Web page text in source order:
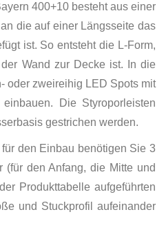
400+10 besteht aus einer
die auf einer Längsseite das
ist. So entsteht die L-Form,
Wand zur Decke ist. In die
oder zweireihig LED Spots mit
Die Styroporleisten
gestrichen werden.
den Einbau benötigen Sie 3
(für den Anfang, die Mitte und
Produkttabelle aufgeführten
und Stuckprofil aufeinander